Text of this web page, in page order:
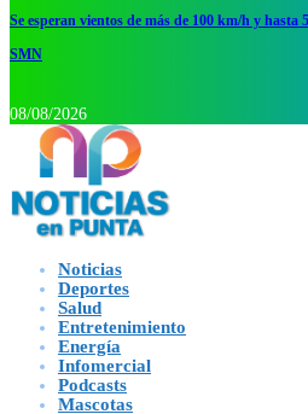
Se esperan vientos de más de 100 km/h y hasta
SMN
08/08/2026
Noticias
Deportes
Salud
Entretenimiento
Energía
Infomercial
Podcasts
Mascotas